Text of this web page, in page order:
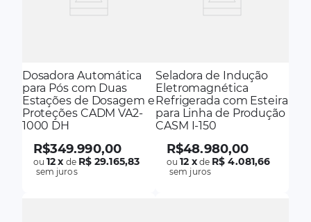
Dosadora Automática
para Pós com Duas
Estações de Dosagem e
Proteções CADM VA2-
1000 DH
R$349.990,00
ou12x de R$ 29.165,83
sem juros
Seladora de Indução
Eletromagnética
Refrigerada com Esteira
para Linha de Produção
CASM I-150
R$48.980,00
ou12 xde R$ 4.081,66
sem juros